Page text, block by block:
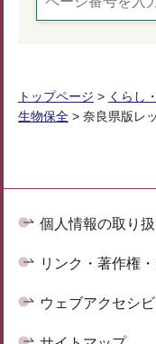
トップページ > くらし
生物保全 > 奈良県版レ
個人情報の取り
リンク・著作権
ウェブアクセシ